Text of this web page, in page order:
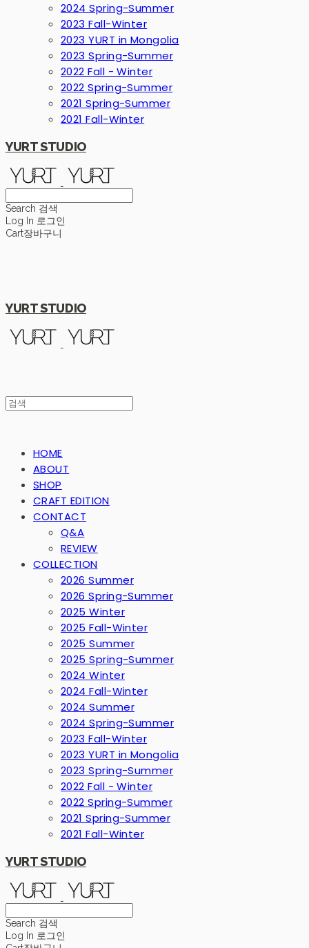
2024 Spring-Summer
2023 Fall-Winter
2023 YURT in Mongolia
2023 Spring-Summer
2022 Fall - Winter
2022 Spring-Summer
2021 Spring-Summer
2021 Fall-Winter
YURT STUDIO
Search 검색
Log In 로그인
Cart장바구니
YURT STUDIO
HOME
ABOUT
SHOP
CRAFT EDITION
CONTACT
Q&A
REVIEW
COLLECTION
2026 Summer
2026 Spring-Summer
2025 Winter
2025 Fall-Winter
2025 Summer
2025 Spring-Summer
2024 Winter
2024 Fall-Winter
2024 Summer
2024 Spring-Summer
2023 Fall-Winter
2023 YURT in Mongolia
2023 Spring-Summer
2022 Fall - Winter
2022 Spring-Summer
2021 Spring-Summer
2021 Fall-Winter
YURT STUDIO
Search 검색
Log In 로그인